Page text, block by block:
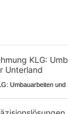
Umbauarbeiten